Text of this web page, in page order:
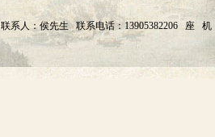
联系人：侯先生 联系电话：13905382206 座